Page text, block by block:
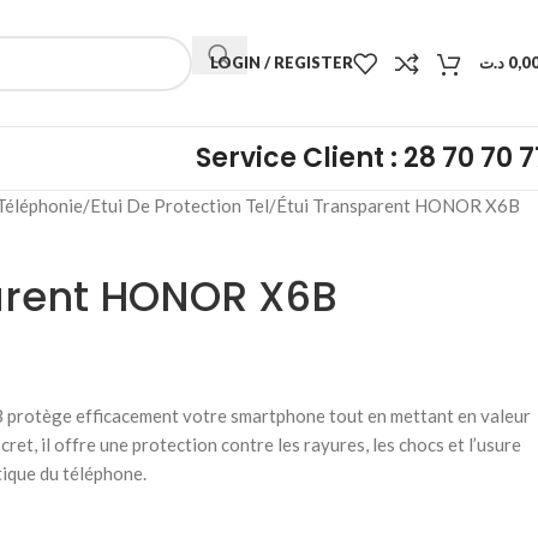
LOGIN / REGISTER د.ت
Service Client : 28 70 70
Etui De Protection Tel Étui Transparent HONOR X6B
HONOR X6B
protège efficacement votre smartphone tout en mettant en valeur
il offre une protection contre les rayures, les chocs et l’usure
du téléphone.